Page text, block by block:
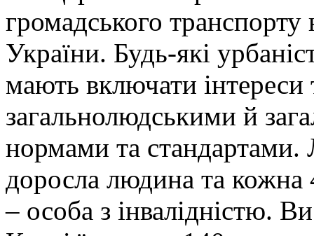
громадського
України. Будь-які
мають включати інтереси
загальнолюдськими й
нормами та
доросла людина та кожна
– особа з інвалідністю.